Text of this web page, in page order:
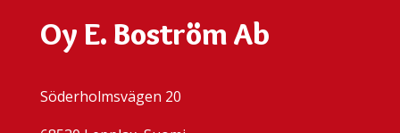
Oy E. Boström Ab
Söderholmsvägen 20